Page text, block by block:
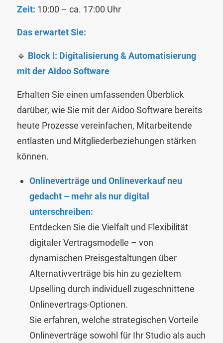
Zeit: 10:00 – ca. 17:00 Uhr
Das erwartet Sie:
🔹 Block I: Digitalisierung & Automatisierung
mit der Aidoo Software
Erhalten Sie einen umfassenden Überblick
darüber, wie Sie mit der Aidoo Software bereits
heute Prozesse vereinfachen, Mitarbeitende
entlasten und Mitgliederbeziehungen stärken
können.
Onlineverträge und Onlineverkauf neu
gedacht – mehr als nur digital
unterschreiben:
Entdecken Sie die Vielfalt und Flexibilität
digitaler Vertragsmodelle – von
dynamischen Preisgestaltungen über
Alternativverträge bis hin zu gezieltem
Upselling durch individuell zugeschnittene
Onlinevertrags-Optionen.
Sie erfahren, welche strategischen Vorteile
Onlineverträge sowohl für Ihr Studio als auch